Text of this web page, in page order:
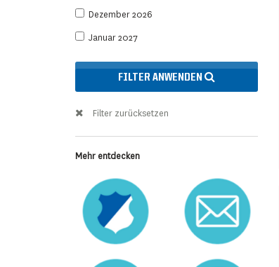
Dezember 2026
Januar 2027
FILTER ANWENDEN
Filter zurücksetzen
Mehr entdecken